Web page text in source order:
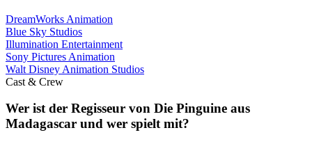
DreamWorks Animation
Blue Sky Studios
Illumination Entertainment
Sony Pictures Animation
Walt Disney Animation Studios
Cast & Crew
Wer ist der Regisseur von Die Pinguine aus
Madagascar und wer spielt mit?